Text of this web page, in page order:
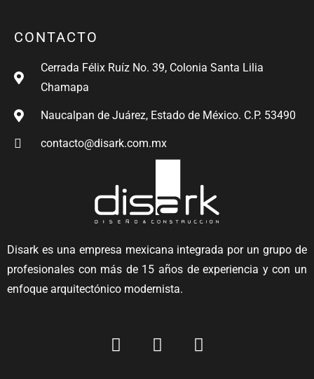
CONTACTO
Cerrada Félix Ruíz No. 39, Colonia Santa Lilia
Chamapa
Naucalpan de Juárez, Estado de México. C.P. 53490
contacto@disark.com.mx
Disark es una empresa mexicana integrada por un grupo de
profesionales con más de 15 años de experiencia y con un
enfoque arquitectónico modernista.